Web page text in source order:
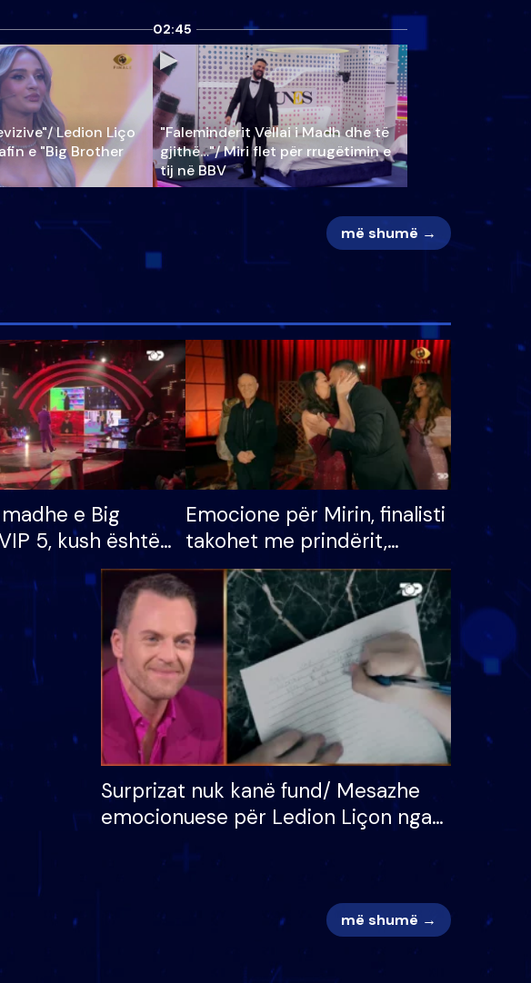
Ledion Liço
e "Big Brother
02:45
"Faleminderit Vëllai i Madh dhe të
gjithë…"/ Miri flet për rrugëtimin e
tij në BBV
më shumë →
e Big
5, kush është
që lë shtëpinë
mundësinë për
e madh
Emocione për Mirin, finalisti
takohet me prindërit,
vajzën dhe bashkëshorten:
S’kemi ndonjë letër divorci
apo jo?
Surprizat nuk kanë fund/ Mesazhe
emocionuese për Ledion Liçon nga
më shumë →